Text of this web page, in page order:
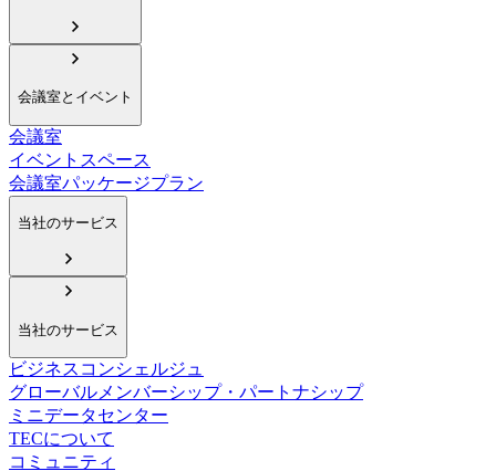
会議室とイベント
会議室
イベントスペース
会議室パッケージプラン
当社のサービス
当社のサービス
ビジネスコンシェルジュ
グローバルメンバーシップ・パートナシップ
ミニデータセンター
TECについて
コミュニティ